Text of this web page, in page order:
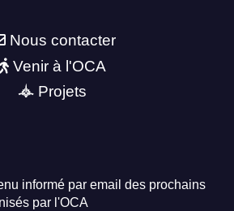
Nous contacter
Venir à l'OCA
Projets
informé par email des prochains
par l'OCA